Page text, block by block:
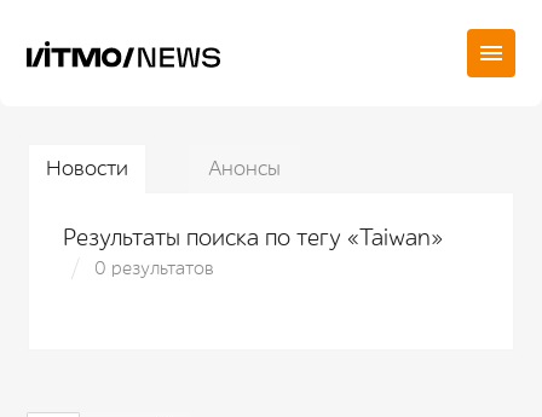
Новости Анонсы
Результаты поиска по тегу «Taiwan»
0 результатов